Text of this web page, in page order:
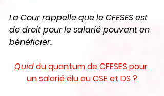
La Cour rappelle que le CFESES est
de droit pour le salarié pouvant en
bénéficier.
Quid du quantum de CFESES pour
un salarié élu au CSE et DS ?